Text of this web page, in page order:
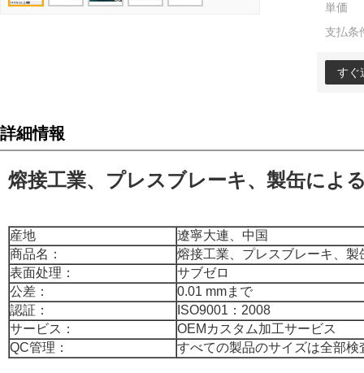
単価
支払条
すぐ
詳細情報
熔接工業、プレスブレーキ、製缶によ
産地
遼寧大連、中国
商品名：
熔接工業、プレスブレーキ、
表面处理：
サブゼロ
公差：
0.01 mmまで
認証：
ISO9001：2008
サービス：
OEMカスタム加工サービス
QC管理：
すべての製品のサイズは全部